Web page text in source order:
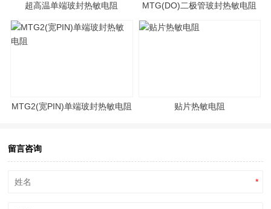
超高温单端玻封热敏电阻 MTG(DO)二极管玻封热敏电阻
MTG2(宽PIN)单端玻封热敏电阻 贴片热敏电阻
留言咨询
*